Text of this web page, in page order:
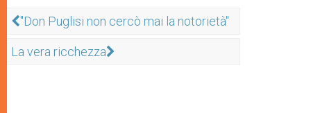
"Don Puglisi non cercò mai la notorietà"
La vera ricchezza